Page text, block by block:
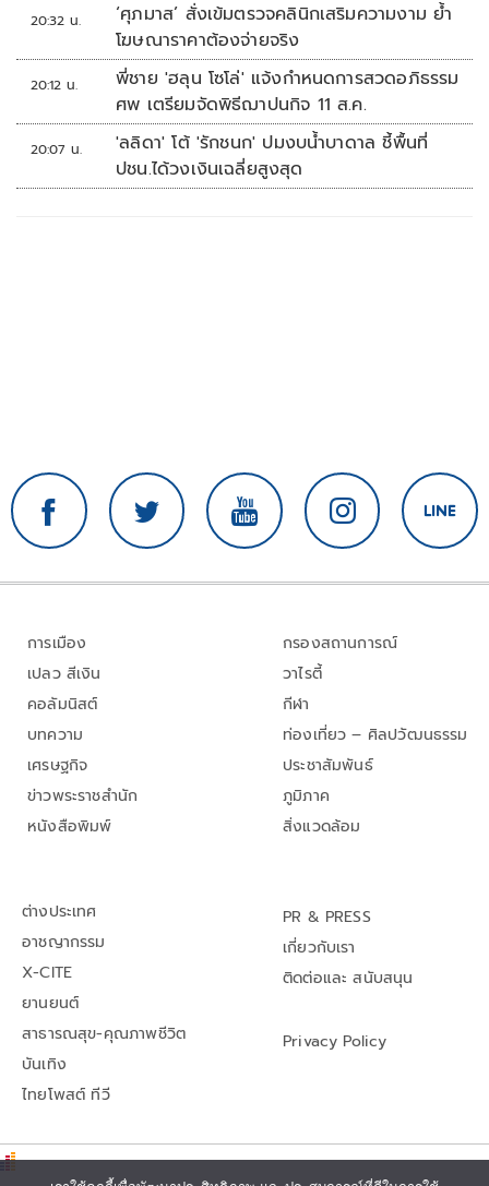
20:32 น.
‘ศุภมาส’ สั่งเข้มตรวจคลินิกเสริมความงาม ย้ำ
โฆษณาราคาต้องจ่ายจริง
20:12 น.
พี่ชาย 'ฮลุน โซโล่' แจ้งกำหนดการสวดอภิธรรม
ศพ เตรียมจัดพิธีฌาปนกิจ 11 ส.ค.
20:07 น.
'ลลิดา' โต้ 'รักชนก' ปมงบน้ำบาดาล ชี้พื้นที่
ปชน.ได้วงเงินเฉลี่ยสูงสุด
การเมือง
เปลว สีเงิน
คอลัมนิสต์
บทความ
เศรษฐกิจ
ข่าวพระราชสำนัก
หนังสือพิมพ์
กรองสถานการณ์
วาไรตี้
กีฬา
ท่องเที่ยว – ศิลปวัฒนธรรม
ประชาสัมพันธ์
ภูมิภาค
สิ่งแวดล้อม
ต่างประเทศ
อาชญากรรม
X-CITE
ยานยนต์
สาธารณสุข-คุณภาพชีวิต
บันเทิง
ไทยโพสต์ ทีวี
PR & PRESS
เกี่ยวกับเรา
ติดต่อและ สนับสนุน
Privacy Policy